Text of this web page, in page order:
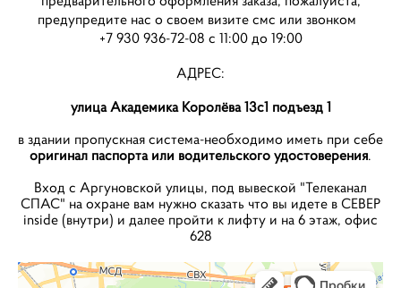
предупредите нас о своем визите смс или звонком
+7 930 936-72-08 с 11:00 до 19:00
АДРЕС:
улица Академика Королёва 13с1 подъезд 1
в здании пропускная система-необходимо иметь при себе
оригинал паспорта или водительского удостоверения.
Вход с Аргуновской улицы, под вывеской "Телеканал
СПАС" на охране вам нужно сказать что вы идете в СЕВЕР
inside (внутри) и далее пройти к лифту и на 6 этаж, офис
628